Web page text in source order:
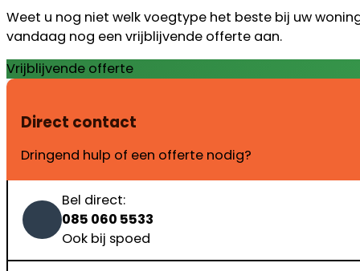
Weet u nog niet welk voegtype het beste bij uw
vandaag nog een vrijblijvende offerte aan.
Vrijblijvende offerte
Direct contact
Dringend hulp of een offerte nodig?
Bel direct:
085 060 5533
Ook bij spoed